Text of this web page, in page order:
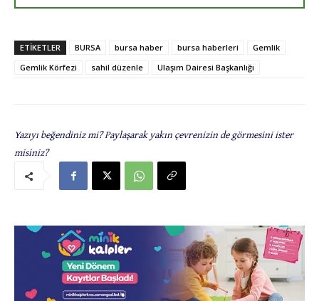
ETIKETLER BURSA bursa haber bursa haberleri
Gemlik
Gemlik Körfezi
sahil düzenle Ulaşım Dairesi Başkanlığı
Yazıyı beğendiniz mi? Paylaşarak yakın çevrenizin de görmesini ister
misiniz?